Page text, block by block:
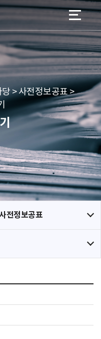
> 사전정보공표 >
전정보공표